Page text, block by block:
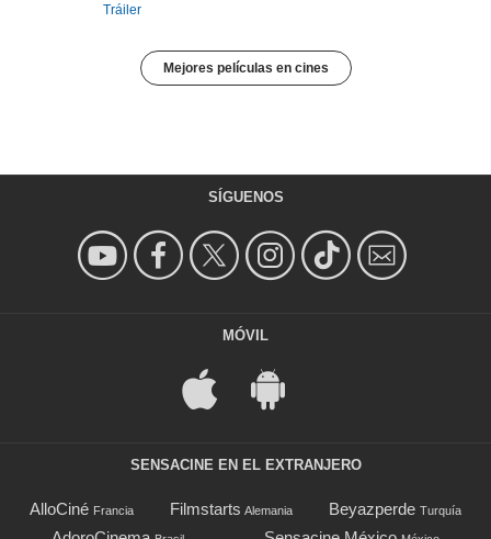
Tráiler
Mejores películas en cines
SÍGUENOS
MÓVIL
SENSACINE EN EL EXTRANJERO
AlloCiné Francia Filmstarts Alemania Beyazperde Turquía